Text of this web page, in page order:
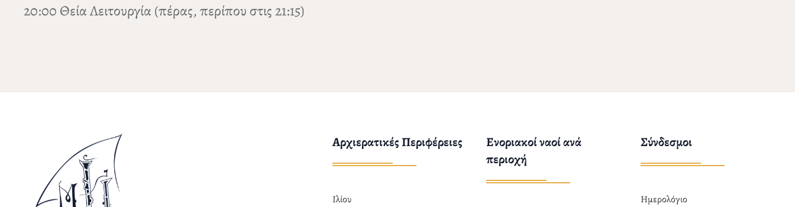
20:00 Θεία Λειτουργία (πέρας, περίπου στις 21:15)
Αρχιερατικές Περιφέρειες
Ιλίου
Ενοριακοί ναοί ανά
περιοχή
Σύνδεσμοι
Ημερολόγιο